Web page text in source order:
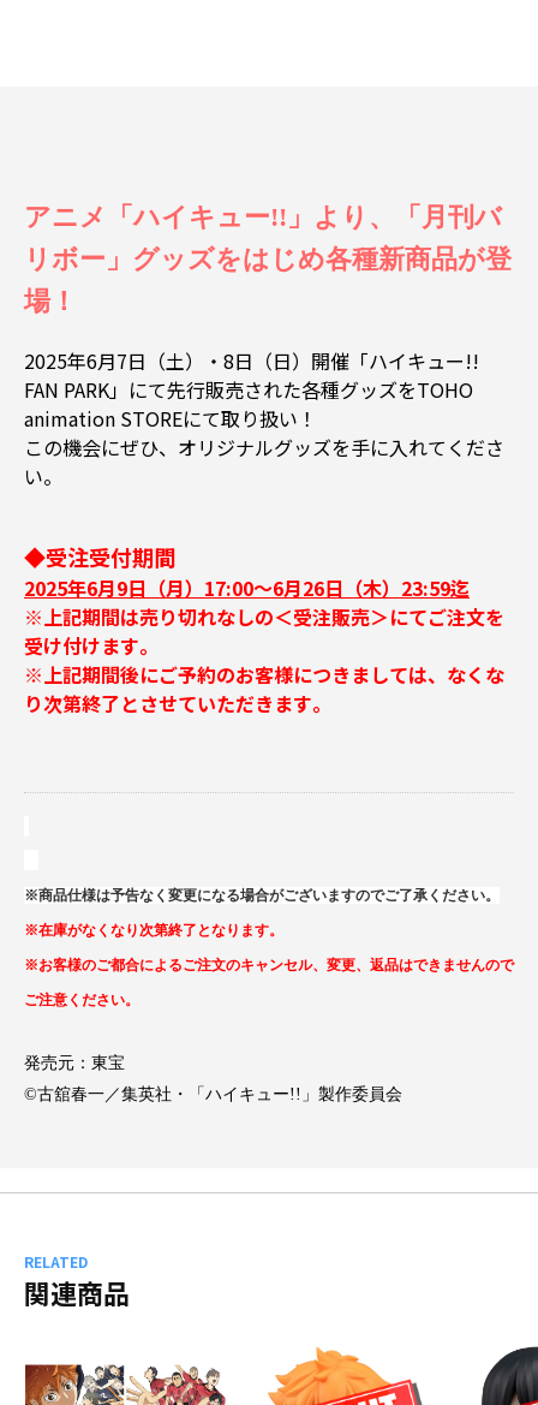
アニメ「ハイキュー!!」より、「月刊バ
リボー」グッズをはじめ各種新商品が登
場！
2025年6月7日（土）・8日（日）開催「ハイキュー!!
FAN PARK」にて先行販売された各種グッズをTOHO
animation STOREにて取り扱い！
この機会にぜひ、オリジナルグッズを手に入れてくださ
い。
◆受注受付期間
2025年6月9日（月）17:00～6月26日（木）23:59迄
※上記期間は売り切れなしの＜受注販売＞にてご注文を
受け付けます｡
※上記期間後にご予約のお客様につきましては、なくな
り次第終了とさせていただきます｡
※商品仕様は予告なく変更になる場合がございますのでご了承ください。
※在庫がなくなり次第終了となります。
※お客様のご都合によるご注文のキャンセル、変更、返品はできませんので
ご注意ください。
発売元：東宝
©古舘春一／集英社・「ハイキュー!!」製作委員会
RELATED
関連商品